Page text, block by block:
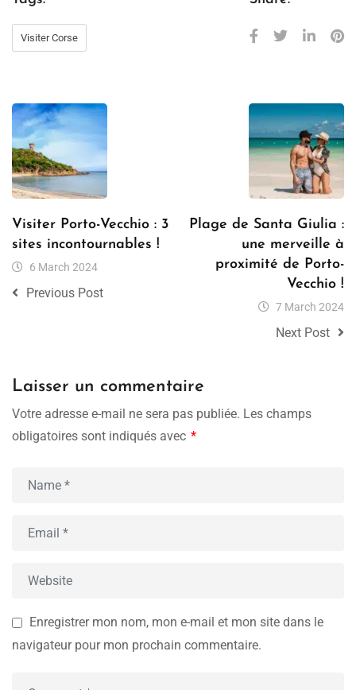
Visiter Corse
Visiter Porto-Vecchio : 3
sites incontournables !
6 March 2024
Previous Post
Plage de Santa Giulia :
une merveille à
proximité de Porto-
Vecchio !
7 March 2024
Next Post
Laisser un commentaire
Votre adresse e-mail ne sera pas publiée. Les champs
obligatoires sont indiqués avec *
Enregistrer mon nom, mon e-mail et mon site dans le
navigateur pour mon prochain commentaire.